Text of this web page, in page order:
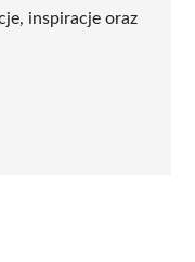
inspiracje oraz